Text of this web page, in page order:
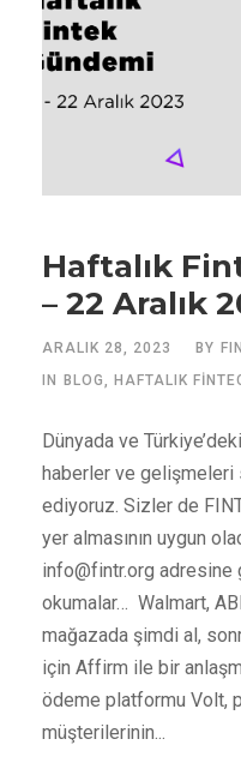
Haftalık
– 22 Aralık
ARALIK 28, 2023 BY
IN BLOG HAFTALIK
Dünyada ve
haberler ve gelişmeleri
ediyoruz. Sizler de
yer almasının uygun
info@fintr.org adresine
okumalar… Walmart,
mağazada şimdi al,
için Affirm ile bir
ödeme platformu Volt,
müşterilerinin...